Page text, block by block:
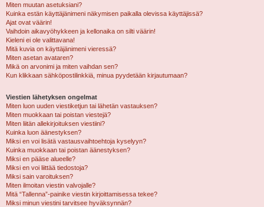
Miten muutan asetuksiani?
Kuinka estän käyttäjänimeni näkymisen paikalla olevissa käyttäjissä?
Ajat ovat väärin!
Vaihdoin aikavyöhykkeen ja kellonaika on silti väärin!
Kieleni ei ole valittavana!
Mitä kuvia on käyttäjänimeni vieressä?
Miten asetan avataren?
Mikä on arvonimi ja miten vaihdan sen?
Kun klikkaan sähköpostilinkkiä, minua pyydetään kirjautumaan?
Viestien lähetyksen ongelmat
Miten luon uuden viestiketjun tai lähetän vastauksen?
Miten muokkaan tai poistan viestejä?
Miten liitän allekirjoituksen viestiini?
Kuinka luon äänestyksen?
Miksi en voi lisätä vastausvaihtoehtoja kyselyyn?
Kuinka muokkaan tai poistan äänestyksen?
Miksi en pääse alueelle?
Miksi en voi liittää tiedostoja?
Miksi sain varoituksen?
Miten ilmoitan viestin valvojalle?
Mitä “Tallenna”-painike viestin kirjoittamisessa tekee?
Miksi minun viestini tarvitsee hyväksynnän?